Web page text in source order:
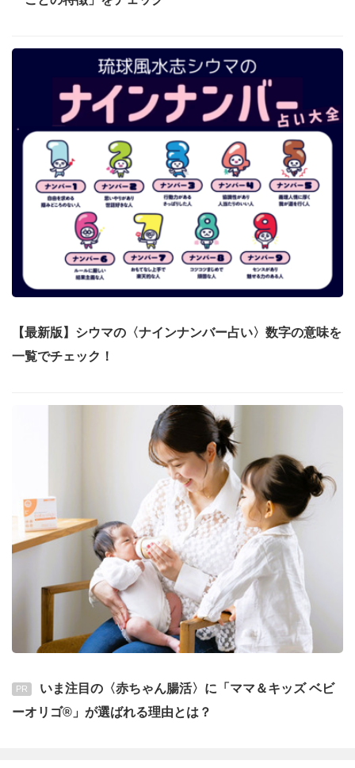
【最新版】シウマの〈ナインナンバー占い〉数字の意味を
一覧でチェック！
PR
いま注目の〈赤ちゃん腸活〉に「ママ＆キッズ ベビ
ーオリゴ®」が選ばれる理由とは？